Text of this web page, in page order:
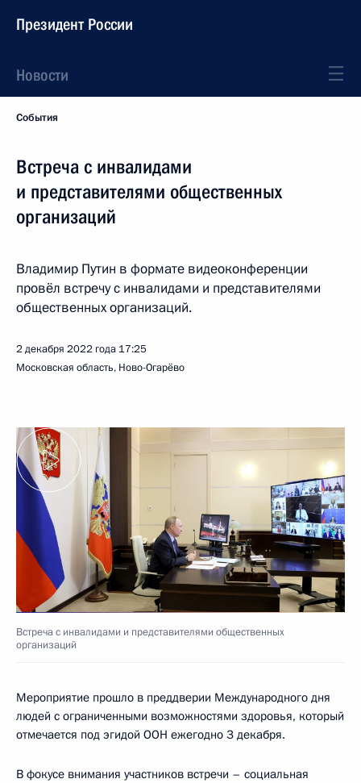
Президент России
Новости
События
Встреча с инвалидами
и представителями общественных
организаций
Владимир Путин в формате видеоконференции
провёл встречу с инвалидами и представителями
общественных организаций.
2 декабря 2022 года 17:25
Московская область, Ново-Огарёво
Встреча с инвалидами и представителями общественных
организаций
Мероприятие прошло в преддверии Международного дня
людей с ограниченными возможностями здоровья, который
отмечается под эгидой ООН ежегодно 3 декабря.
В фокусе внимания участников встречи – социальная